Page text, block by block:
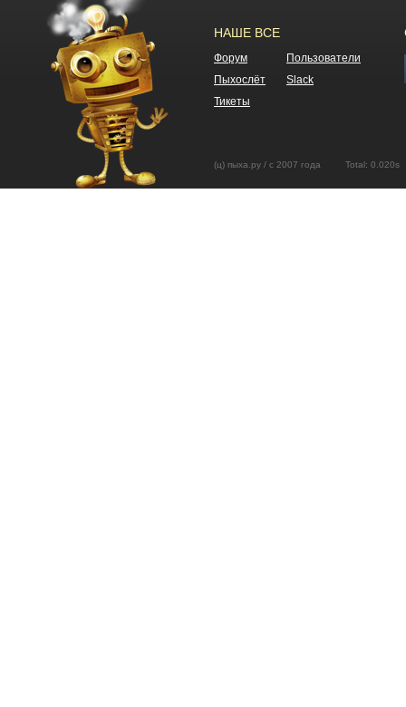
НАШЕ ВСЕ
Форум
Пользователи
Пыхослёт
Slack
Тикеты
(ц) пыха.ру / с 2007 года Total: